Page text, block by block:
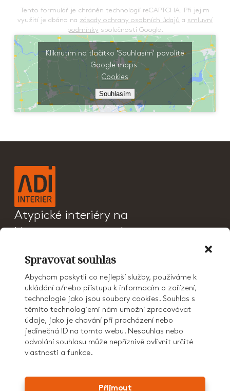
Spravovat souhlas
Abychom poskytli co nejlepší služby, používáme k
ukládání a/nebo přístupu k informacím o zařízení,
technologie jako jsou soubory cookies. Souhlas s
těmito technologiemi nám umožní zpracovávat
údaje, jako je chování při procházení nebo
jedinečná ID na tomto webu. Nesouhlas nebo
odvolání souhlasu může nepříznivě ovlivnit určité
vlastnosti a funkce.
Příjmout
Kliknutím na tlačítko 'Souhlasím' povolíte
Google maps
Cookies
Souhlasím
Tento formulář je chráněn technologií reCAPTCHA. Při jejim
využití je dbáno na zásady ochrany osobních údajů a smluvní
podmínky společnosti Google.
Atypické interiéry na
CENÍK
O NÁS
KONTAKT
KARIÉRA